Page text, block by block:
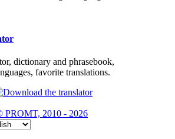
dictionary and phrasebook,
favorite translations.
PROMT, 2010 - 2026